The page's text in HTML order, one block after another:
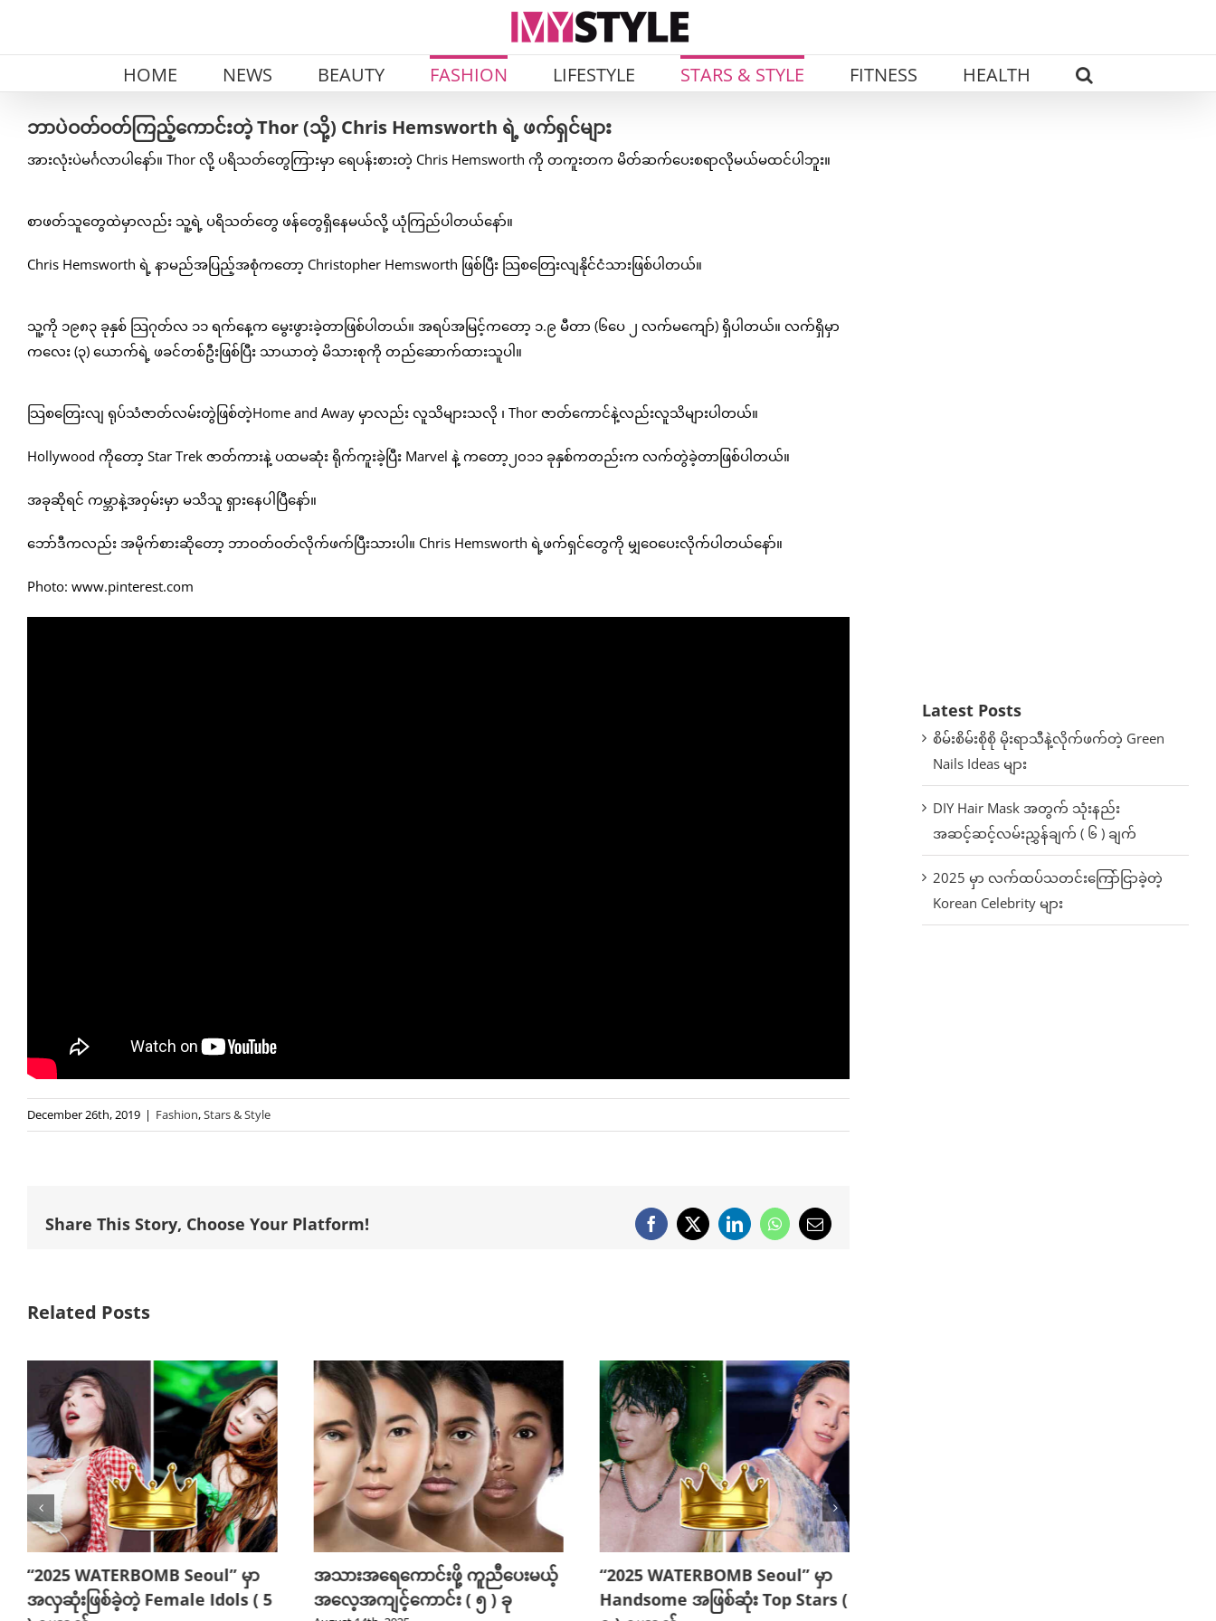
HOME NEWS BEAUTY FASHION LIFESTYLE STARS & STYLE FITNESS HEALTH
ဘာပဲဝတ်ဝတ်ကြည့်ကောင်းတဲ့ Thor (သို့) Chris Hemsworth ရဲ့ ဖက်ရှင်များ
အားလုံးပဲမင်္ဂလာပါနော်။ Thor လို့ ပရိသတ်တွေကြားမှာ ရေပန်းစားတဲ့ Chris Hemsworth ကို တကူးတက မိတ်ဆက်ပေးစရာလိုမယ်မထင်ပါဘူး။
စာဖတ်သူတွေထဲမှာလည်း သူ့ရဲ့ ပရိသတ်တွေ ဖန်တွေရှိနေမယ်လို့ ယုံကြည်ပါတယ်နော်။
Chris Hemsworth ရဲ့ နာမည်အပြည့်အစုံကတော့ Christopher Hemsworth ဖြစ်ပြီး သြစတြေးလျနိုင်ငံသားဖြစ်ပါတယ်။
သူ့ကို ၁၉၈၃ ခုနှစ် သြဂုတ်လ ၁၁ ရက်နေ့က မွေးဖွားခဲ့တာဖြစ်ပါတယ်။ အရပ်အမြင့်ကတော့ ၁.၉ မီတာ (၆ပေ ၂ လက်မကျော်) ရှိပါတယ်။ လက်ရှိမှာ
ကလေး (၃) ယောက်ရဲ့ ဖခင်တစ်ဦးဖြစ်ပြီး သာယာတဲ့ မိသားစုကို တည်ဆောက်ထားသူပါ။
သြစတြေးလျ ရုပ်သံဇာတ်လမ်းတွဲဖြစ်တဲ့Home and Away မှာလည်း လူသိများသလို ၊ Thor ဇာတ်ကောင်နဲ့လည်းလူသိများပါတယ်။
Hollywood ကိုတော့ Star Trek ဇာတ်ကားနဲ့ ပထမဆုံး ရိုက်ကူးခဲ့ပြီး Marvel နဲ့ ကတော့၂၀၁၁ ခုနှစ်ကတည်းက လက်တွဲခဲ့တာဖြစ်ပါတယ်။
အခုဆိုရင် ကမ္ဘာနဲ့အဝှမ်းမှာ မသိသူ ရှားနေပါပြီနော်။
ဘော်ဒီကလည်း အမိုက်စားဆိုတော့ ဘာဝတ်ဝတ်လိုက်ဖက်ပြီးသားပါ။ Chris Hemsworth ရဲ့ဖက်ရှင်တွေကို မျှဝေပေးလိုက်ပါတယ်နော်။
Photo: www.pinterest.com
December 26th, 2019 | Fashion,Stars & Style
Share This Story, Choose Your Platform! Facebook
X LinkedInWhatsApp
Email
Related Posts
“2025 WATERBOMB Seoul” မှာ
အလှဆုံးဖြစ်ခဲ့တဲ့ Female Idols ( 5
အသားအရေကောင်းဖို့ ကူညီပေးမယ့်
အလေ့အကျင့်ကောင်း ( ၅ ) ခု
“2025 WATERBOMB Seoul” မှာ
Handsome အဖြစ်ဆုံး Top Stars (
Latest Posts
စိမ်းစိမ်းစိုစို မိုးရာသီနဲ့လိုက်ဖက်တဲ့ Green
Nails Ideas များ
DIY Hair Mask အတွက် သုံးနည်း
အဆင့်ဆင့်လမ်းညွှန်ချက် ( ၆ ) ချက်
2025 မှာ လက်ထပ်သတင်းကြော်ငြာခဲ့တဲ့
Korean Celebrity များ